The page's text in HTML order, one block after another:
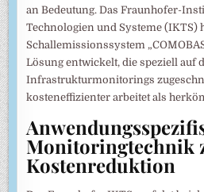
an Bedeutung. Das Fraunhofer-
Technologien und Systeme (IKTS)
Schallemissionssystem
Lösung entwickelt, die speziell auf
Infrastrukturmonitorings
kosteneffizienter arbeitet als
Monitoringtechnik
Kostenreduktion